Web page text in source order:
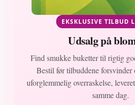
EKSKLUSIVE TILBUD
Udsalg på
Find smukke buketter til rigtig
Bestil før tilbuddene forsvinder
uforglemmelig overraskelse,
samme dag.